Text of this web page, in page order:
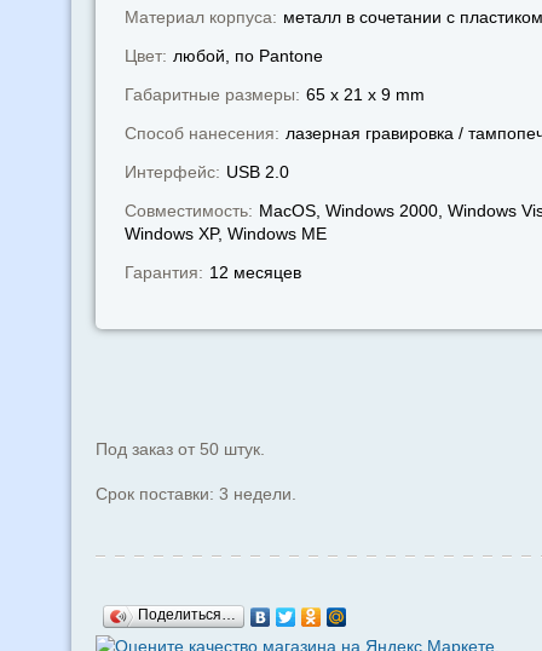
Материал корпуса: металл в сочетании с пластиком
Цвет: любой, по Pantone
Габаритные размеры: 65 x 21 x 9 mm
Способ нанесения: лазерная гравировка /
Интерфейс: USB 2.0
Совместимость: MacOS, Windows 2000, Windows
Windows XP, Windows МЕ
Гарантия: 12 месяцев
Под заказ от 50 штук.
Срок поставки: 3 недели.
Поделиться…